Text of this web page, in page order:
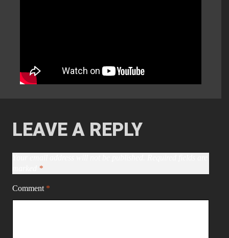
LEAVE A REPLY
*
Comment *